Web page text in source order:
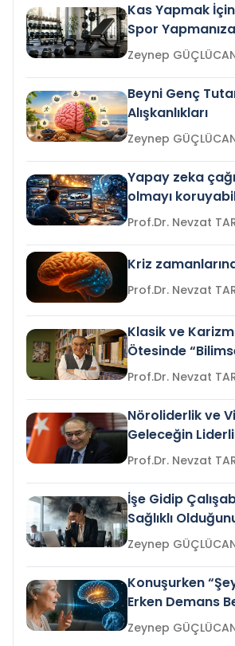
Kas Yapmak
Spor
Zeynep
Beyni Genç
Alışkanlıkları
Zeynep
Yapay zeka
olmayı
Prof.Dr.
Kriz
Prof.Dr.
Klasik ve
Ötesinde
Prof.Dr.
Nöroliderlik ve
Geleceğin
Prof.Dr.
İşe Gidip
Sağlıklı
Gelir mi?Zeynep
Konuşurken
Erken Demans
mi?
Zeynep